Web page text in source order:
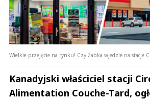
Wielkie przejęcie na rynku! Czy Żabka wjedzie na stacje
Kanadyjski właściciel stacji
Alimentation Couche-Tard,